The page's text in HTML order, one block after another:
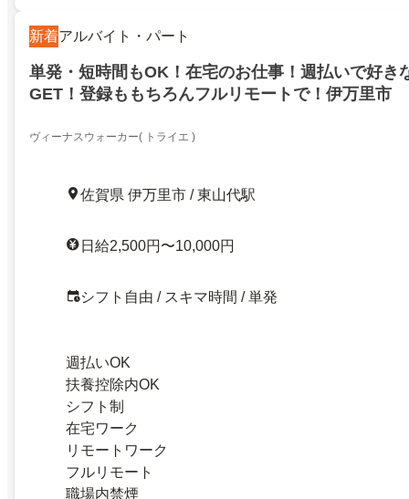
新着アルバイト・パート
単発・短時間もOK！在宅のお仕事！週払いで好き
GET！登録ももちろんフルリモートで！伊万里市
ヴィーナスウォーカー( トライエ )
佐賀県 伊万里市 / 東山代駅
日給2,500円〜10,000円
シフト自由 / スキマ時間 / 単発
週払いOK
扶養控除内OK
シフト制
在宅ワーク
リモートワーク
フルリモート
職場内禁煙